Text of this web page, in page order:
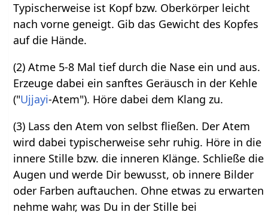
Typischerweise ist Kopf bzw. Oberkörper leicht
nach vorne geneigt. Gib das Gewicht des Kopfes
auf die Hände.
(2) Atme 5-8 Mal tief durch die Nase ein und aus.
Erzeuge dabei ein sanftes Geräusch in der Kehle
("Ujjayi-Atem"). Höre dabei dem Klang zu.
(3) Lass den Atem von selbst fließen. Der Atem
wird dabei typischerweise sehr ruhig. Höre in die
innere Stille bzw. die inneren Klänge. Schließe die
Augen und werde Dir bewusst, ob innere Bilder
oder Farben auftauchen. Ohne etwas zu erwarten
nehme wahr, was Du in der Stille bei